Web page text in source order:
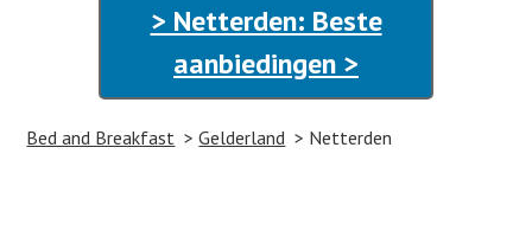
> Netterden: Beste
aanbiedingen >
Bed and Breakfast Gelderland Netterden